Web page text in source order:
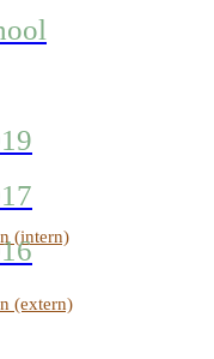
(intern)
(extern)